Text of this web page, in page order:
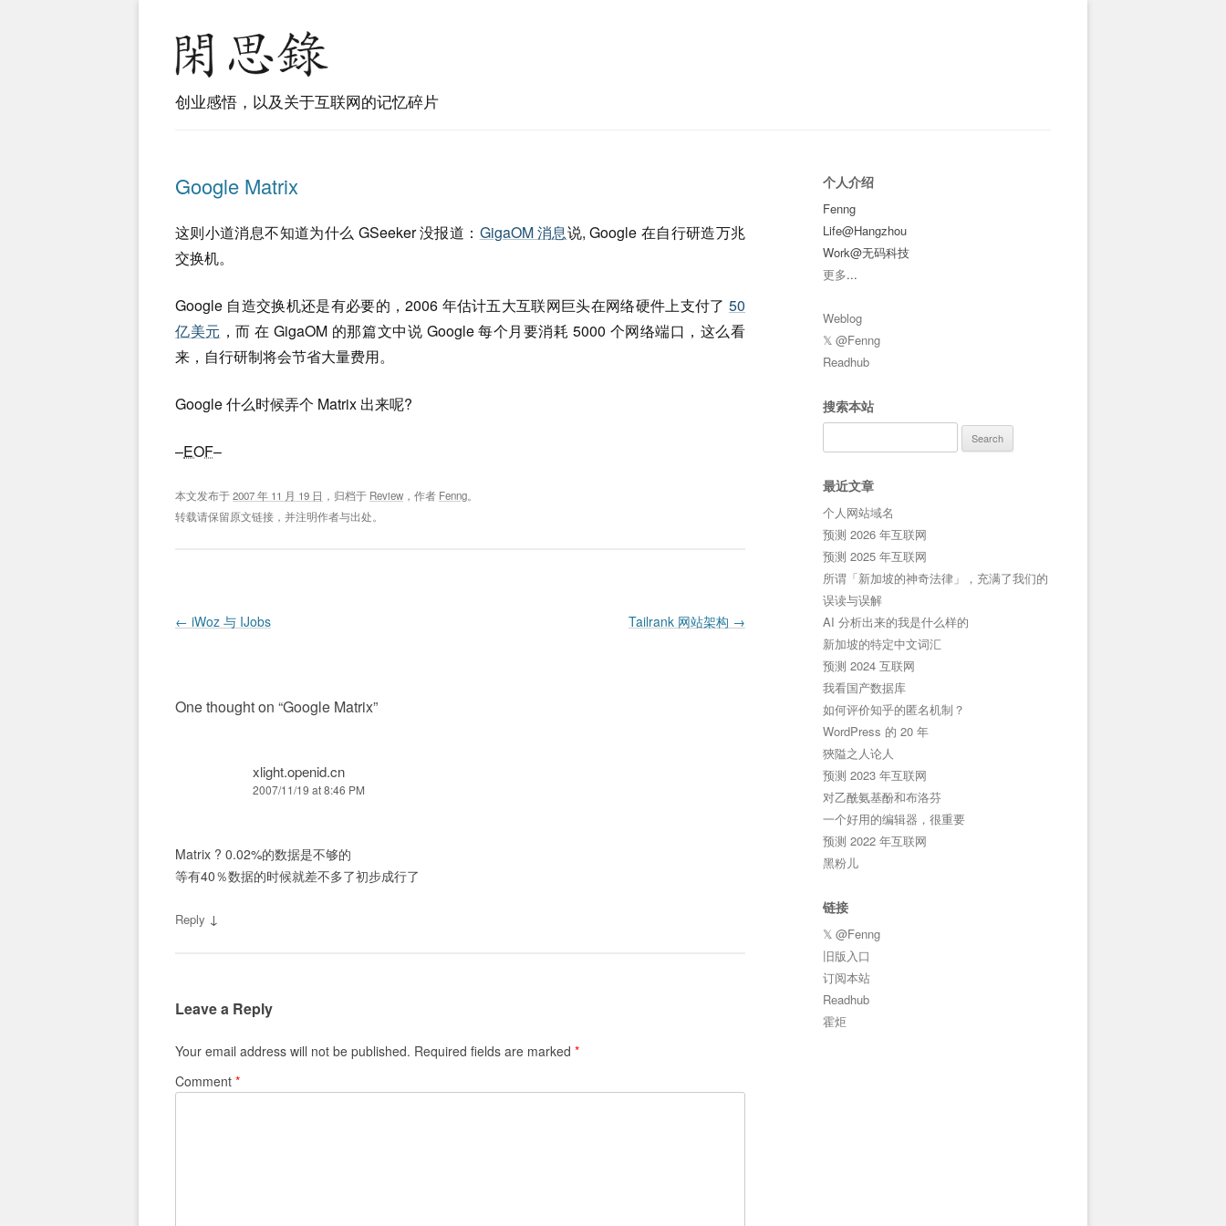
创业感悟，以及关于互联网的记忆碎片
Google Matrix
这则小道消息不知道为什么 GSeeker 没报道： GigaOM 消息说, Google 在自行研造万兆
交换机。
Google 自造交换机还是有必要的，2006 年估计五大互联网巨头在网络硬件上支付了 50
亿美元 ，而 在 GigaOM 的那篇文中说 Google 每个月要消耗 5000 个网络端口，这么看
来，自行研制将会节省大量费用。
Google 什么时候弄个 Matrix 出来呢?
–EOF–
本文发布于2007 年 11 月 19 日 ，归档于 Review ，作者 Fenng。
转载请保留原文链接，并注明作者与出处。
Post navigation
← iWoz 与 IJobs Tailrank 网站架构 →
One thought on “Google Matrix”
xlight.openid.cn
2007/11/19 at 8:46 PM
Matrix ? 0.02%的数据是不够的
等有40％数据的时候就差不多了初步成行了
Reply ↓
Leave a Reply
Your email address will not be published. Required fields are marked *
Comment *
个人介绍
Fenng
Life@Hangzhou
Work@无码科技
更多...
Weblog
𝕏 @Fenng
Readhub
搜索本站
for:
最近文章
个人网站域名
预测 2026 年互联网
预测 2025 年互联网
所谓「新加坡的神奇法律」，充满了我们的
误读与误解
AI 分析出来的我是什么样的
新加坡的特定中文词汇
预测 2024 互联网
我看国产数据库
如何评价知乎的匿名机制？
WordPress 的 20 年
狹隘之人论人
预测 2023 年互联网
对乙酰氨基酚和布洛芬
一个好用的编辑器，很重要
预测 2022 年互联网
黑粉儿
链接
𝕏 @Fenng
旧版入口
订阅本站
Readhub
霍炬